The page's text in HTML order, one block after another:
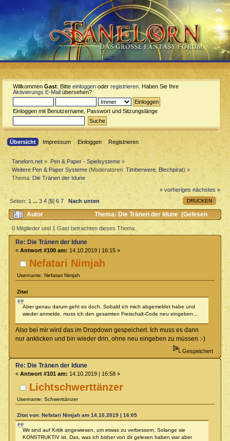
Willkommen Gast . Bitte einloggen oder registrieren . Haben Sie Ihre
Aktivierungs E-Mail übersehen?
Einloggen mit Benutzername, Passwort und Sitzungslänge
Übersicht Impressum Einloggen Registrieren
Tanelorn.net » Pen & Paper - Spielsysteme»
Weitere Pen & Paper Systeme (Moderatoren:Timberwere Blechpirat) »
Thema:Die Tränen der Idune
« vorheriges nächstes »
DRUCKEN
Seiten:1 ...3 4 [5]6 7 Nach unten
Autor
Thema: Die Tränen der Idune (Gelesen
27977 mal)
0 Mitglieder und 1 Gast betrachten dieses Thema.
Nefatari Nimjah
Username: Nefatari Nimjah
Re: Die Tränen der Idune
« Antwort #100 am: 14.10.2019 | 16:15 »
Zitat
Aber genau darum geht es doch. Sobald ich mich abgemeldet habe und
wieder anmelde, muss ich den gesamten Freischalt-Code neu eingeben...
Also bei mir wird das im Dropdown gespeichert. Ich muss es dann
nur anklicken und bin wieder drin, ohne neu eingeben zu müssen :-)
Gespeichert
Lichtschwerttänzer
Username: Schwerttänzer
Re: Die Tränen der Idune
« Antwort #101 am: 14.10.2019 | 16:58 »
Zitat von: Nefatari Nimjah am 14.10.2019 | 16:05
Wir sind auf Kritik angewiesen, um etwas zu verbessern, Solange sie
KONSTRUKTIV ist. Das, was ich bisher von dir gelesen haben war aber